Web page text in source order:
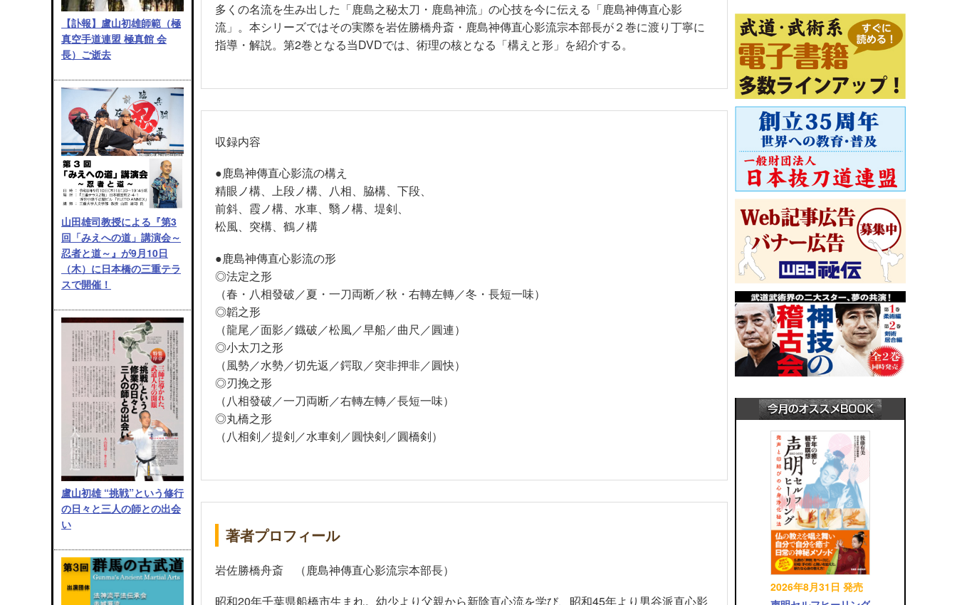
【訃報】盧山初雄師範（極
真空手道連盟 極真館 会
長）ご逝去
山田雄司教授による『第3
回「みえへの道」講演会～
忍者と道～』が9月10日
（木）に日本橋の三重テラ
スで開催！
盧山初雄 “挑戦”という修行
の日々と三人の師との出会
い
多くの名流を生み出した「鹿島之秘太刀・鹿島神流」の心技を今に伝える「鹿島神傳直心影
流」。本シリーズではその実際を岩佐勝橋舟斎・鹿島神傳直心影流宗本部長が２巻に渡り丁寧に
指導・解説。第2巻となる当DVDでは、術理の核となる「構えと形」を紹介する。
収録内容
●鹿島神傳直心影流の構え
精眼ノ構、上段ノ構、八相、脇構、下段、
前斜、霞ノ構、水車、翳ノ構、堤剣、
松風、突構、鶴ノ構
●鹿島神傳直心影流の形
◎法定之形
（春・八相發破／夏・一刀両断／秋・右轉左轉／冬・長短一味）
◎韜之形
（龍尾／面影／鐡破／松風／早船／曲尺／圓連）
◎小太刀之形
（風勢／水勢／切先返／鍔取／突非押非／圓快）
◎刃挽之形
（八相發破／一刀両断／右轉左轉／長短一味）
◎丸橋之形
（八相剣／提剣／水車剣／圓快剣／圓橋剣）
著者プロフィール
岩佐勝橋舟斎 （鹿島神傳直心影流宗本部長）
昭和20年千葉県船橋市生まれ。幼少より父親から新陰直心流を学び、昭和45年より男谷派直心影
2026年8月31日 発売